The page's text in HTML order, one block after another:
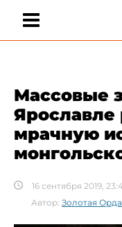
Массовые
Ярославле
мрачную
16 сентября 2019,
Автор: Золотая Орда